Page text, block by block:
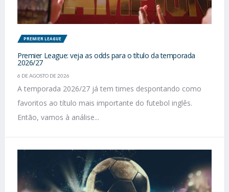
PREMIER LEAGUE
Premier League: veja as odds para o título da temporada
2026/27
6 DE AGOSTO DE 2026
A temporada 2026/27 já tem times despontando como
favoritos ao título mais importante do futebol inglês.
Então, vamos à análise...